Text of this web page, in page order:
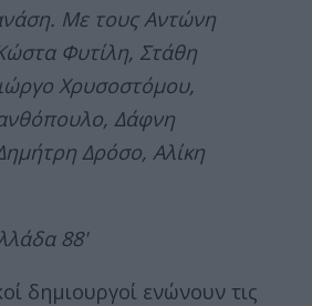
Με τους Αντώνη
Φυτίλη, Στάθη
Χρυσοστόμου,
Δάφνη
Δρόσο, Αλίκη
88'
δημιουργοί ενώνουν τις